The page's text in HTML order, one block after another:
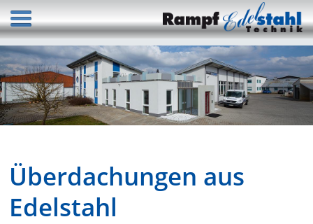
Überdachungen aus
Edelstahl